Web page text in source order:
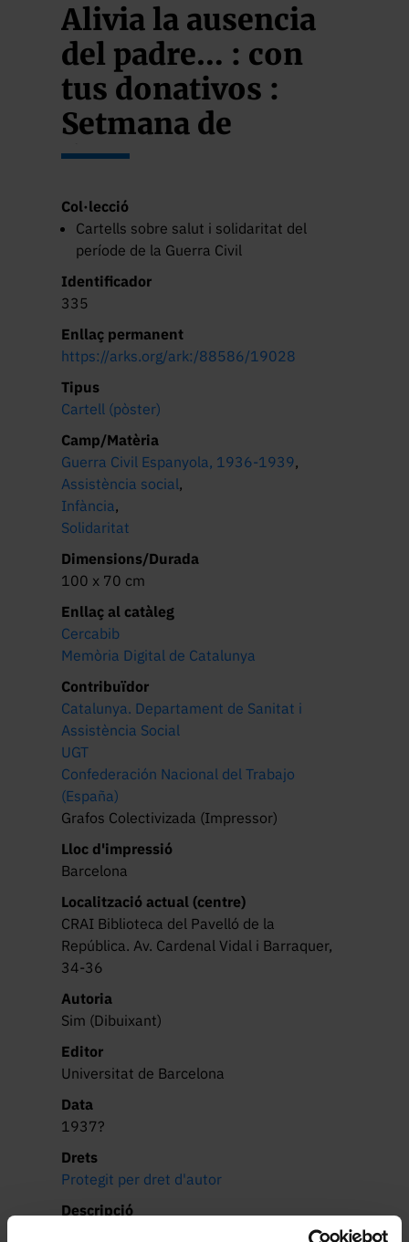
Alivia la ausencia
del padre… : con
tus donativos :
Setmana de
l’Infant 1 a 7 enero
Col·lecció
Cartells sobre salut i solidaritat del
període de la Guerra Civil
Identificador
335
Enllaç permanent
https://arks.org/ark:/88586/19028
Tipus
Cartell (pòster)
Camp/Matèria
Guerra Civil Espanyola, 1936-1939,
Assistència social,
Infància,
Solidaritat
Dimensions/Durada
100 x 70 cm
Enllaç al catàleg
Cercabib
Memòria Digital de Catalunya
Contribuïdor
Catalunya. Departament de Sanitat i
Assistència Social
UGT
Confederación Nacional del Trabajo
(España)
Grafos Colectivizada (Impressor)
Lloc d'impressió
Barcelona
Localització actual (centre)
CRAI Biblioteca del Pavelló de la
República. Av. Cardenal Vidal i Barraquer,
34-36
Autoria
Sim (Dibuixant)
Editor
Universitat de Barcelona
Data
1937?
Drets
Protegit per dret d'autor
Descripció
Setmana organitzada amb la col.laboració